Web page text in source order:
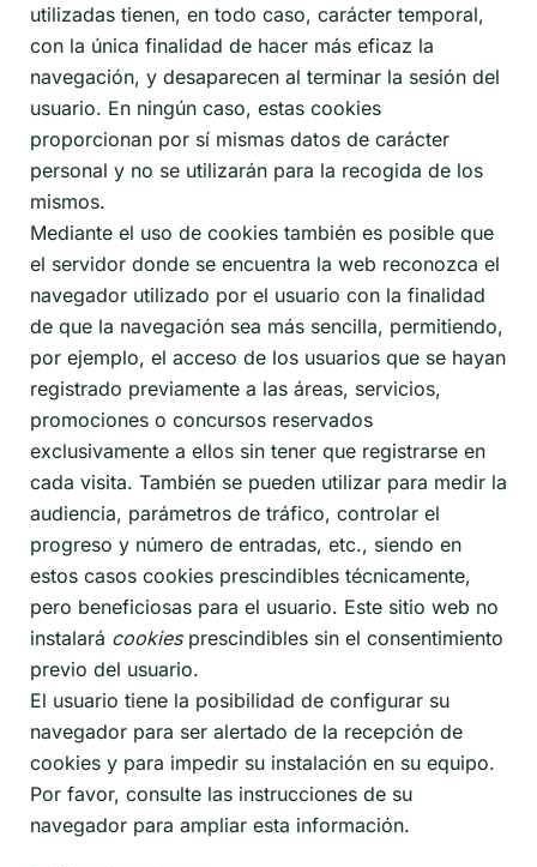
utilizadas tienen, en todo caso, carácter temporal,
con la única finalidad de hacer más eficaz la
navegación, y desaparecen al terminar la sesión del
usuario. En ningún caso, estas cookies
proporcionan por sí mismas datos de carácter
personal y no se utilizarán para la recogida de los
mismos.
Mediante el uso de cookies también es posible que
el servidor donde se encuentra la web reconozca el
navegador utilizado por el usuario con la finalidad
de que la navegación sea más sencilla, permitiendo,
por ejemplo, el acceso de los usuarios que se hayan
registrado previamente a las áreas, servicios,
promociones o concursos reservados
exclusivamente a ellos sin tener que registrarse en
cada visita. También se pueden utilizar para medir la
audiencia, parámetros de tráfico, controlar el
progreso y número de entradas, etc., siendo en
estos casos cookies prescindibles técnicamente,
pero beneficiosas para el usuario. Este sitio web no
instalará cookies prescindibles sin el consentimiento
previo del usuario.
El usuario tiene la posibilidad de configurar su
navegador para ser alertado de la recepción de
cookies y para impedir su instalación en su equipo.
Por favor, consulte las instrucciones de su
navegador para ampliar esta información.